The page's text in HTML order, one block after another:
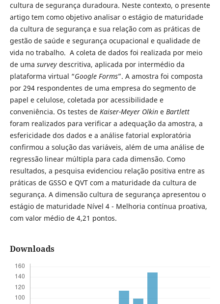
cultura de segurança duradoura. Neste contexto, o presente
artigo tem como objetivo analisar o estágio de maturidade
da cultura de segurança e sua relação com as práticas de
gestão de saúde e segurança ocupacional e qualidade de
vida no trabalho. A coleta de dados foi realizada por meio
de uma surveydescritiva, aplicada por intermédio da
plataforma virtual “Google Forms”. A amostra foi composta
por 294 respondentes de uma empresa do segmento de
papel e celulose, coletada por acessibilidade e
conveniência. Os testes de Kaiser-Meyer Olkine Bartlett
foram realizados para verificar a adequação da amostra, a
esfericidade dos dados e a análise fatorial exploratória
confirmou a solução das variáveis, além de uma análise de
regressão linear múltipla para cada dimensão. Como
resultados, a pesquisa evidenciou relação positiva entre as
práticas de GSSO e QVT com a maturidade da cultura de
segurança. A dimensão cultura de segurança apresentou o
estágio de maturidade Nível 4 - Melhoria contínua proativa,
com valor médio de 4,21 pontos.
Downloads